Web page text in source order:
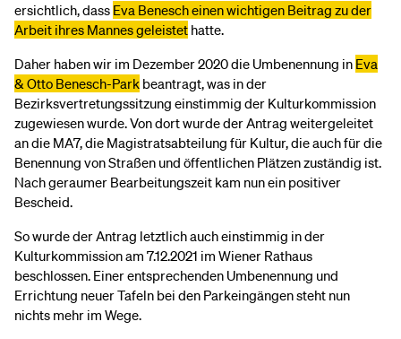
ersichtlich, dass Eva Benesch einen wichtigen Beitrag zu der
Arbeit ihres Mannes geleistet hatte.
Daher haben wir im Dezember 2020 die Umbenennung in Eva
& Otto Benesch-Park beantragt, was in der
Bezirksvertretungssitzung einstimmig der Kulturkommission
zugewiesen wurde. Von dort wurde der Antrag weitergeleitet
an die MA7, die Magistratsabteilung für Kultur, die auch für die
Benennung von Straßen und öffentlichen Plätzen zuständig ist.
Nach geraumer Bearbeitungszeit kam nun ein positiver
Bescheid.
So wurde der Antrag letztlich auch einstimmig in der
Kulturkommission am 7.12.2021 im Wiener Rathaus
beschlossen. Einer entsprechenden Umbenennung und
Errichtung neuer Tafeln bei den Parkeingängen steht nun
nichts mehr im Wege.